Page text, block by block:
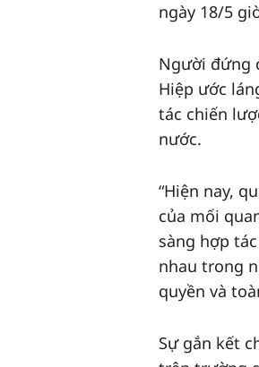
ngày 18/5
Người đứng
Hiệp ước
tác chiến
nước.
“Hiện nay,
của mối
sàng hợp
nhau trong
quyền và
Sự gắn kết